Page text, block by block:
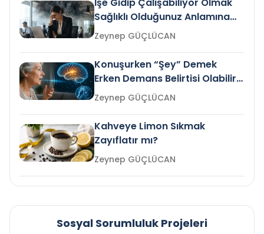
Sağlıklı Olduğunuz Anlamına
Gelir mi?Zeynep GÜÇLÜCAN
Konuşurken “Şey” Demek
Erken Demans Belirtisi Olabilir
mi?
Zeynep GÜÇLÜCAN
Kahveye Limon Sıkmak
Zayıflatır mı?
Zeynep GÜÇLÜCAN
Sosyal Sorumluluk Projeleri